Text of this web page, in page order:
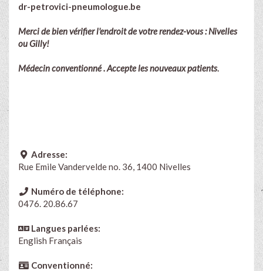
dr-petrovici-pneumologue.be
Merci de bien vérifier l'endroit de votre rendez-vous : Nivelles
ou Gilly!
Médecin conventionné . Accepte les nouveaux patients.
Adresse:
Rue Emile Vandervelde no. 36, 1400 Nivelles
Numéro de téléphone:
0476. 20.86.67
Langues parlées:
English Français
Conventionné: